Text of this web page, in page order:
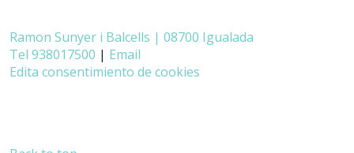
Ramon Sunyer i Balcells | 08700 Igualada
Tel 938017500 | Email
Edita consentimiento de cookies